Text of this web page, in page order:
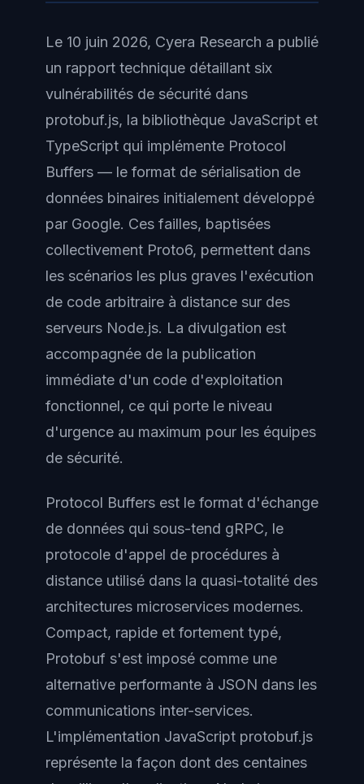
Le 10 juin 2026, Cyera Research a publié
un rapport technique détaillant six
vulnérabilités de sécurité dans
protobuf.js, la bibliothèque JavaScript et
TypeScript qui implémente Protocol
Buffers — le format de sérialisation de
données binaires initialement développé
par Google. Ces failles, baptisées
collectivement Proto6, permettent dans
les scénarios les plus graves l'exécution
de code arbitraire à distance sur des
serveurs Node.js. La divulgation est
accompagnée de la publication
immédiate d'un code d'exploitation
fonctionnel, ce qui porte le niveau
d'urgence au maximum pour les équipes
de sécurité.
Protocol Buffers est le format d'échange
de données qui sous-tend gRPC, le
protocole d'appel de procédures à
distance utilisé dans la quasi-totalité des
architectures microservices modernes.
Compact, rapide et fortement typé,
Protobuf s'est imposé comme une
alternative performante à JSON dans les
communications inter-services.
L'implémentation JavaScript protobuf.js
représente la façon dont des centaines